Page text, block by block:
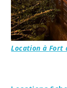
Location à Fort